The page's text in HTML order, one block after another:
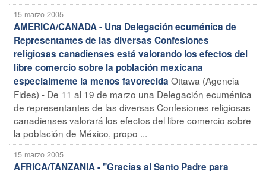
15 marzo 2005
AMERICA/CANADA - Una Delegación ecuménica de
Representantes de las diversas Confesiones
religiosas canadienses está valorando los efectos del
libre comercio sobre la población mexicana
especialmente la menos favorecida Ottawa (Agencia
Fides) - De 11 al 19 de marzo una Delegación ecuménica
de representantes de las diversas Confesiones religiosas
canadienses valorará los efectos del libre comercio sobre
la población de México, propo ...
15 marzo 2005
AFRICA/TANZANIA - "Gracias al Santo Padre para